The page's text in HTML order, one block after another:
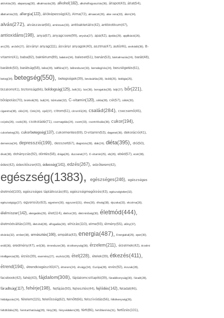
aktivitás(30), alapanyag(30), alkalmazás(28), alkohol(182), alkoholfogyasztás(36), állapot(43), állat(54),
állattartás(33), allergia(122), állóképesség(42), Alma(72), almaecet(26), aloe vera(33), álom(34),
alvás(272), alvászavar(66), aminosav(33), antibakteriális(42), antibiotikum(47),
antioxidáns(198), anya(67), anyagcsere(99), anyuka(27), apa(42), ápolás(29), applikáció(26),
arc(29), arcbőr(27), ásványi anyag(111), ásványi anyagok(40), asztma(47), autó(46), avokádó(36), B-
vitamin(41), baba(82), baktérium(89), balaton(34), baleset(51), banán(53), bántalmazás(24), barát(48),
barátok(50), barátság(58), béke(29), bélflóra(37), bélrendszer(33), bemelegítés(24), beszélgetés(61),
beteg(34), betegség(550), betegségek(39), bevásárlás(28), bicikli(25), biológia(25),
bizalom(41), biztonság(66), boldogság(125), bolt(31), bor(36), borogatás(28), böjt(27), bőr(221),
bőrápolás(70), brokkoli(29), buli(24), bűntudat(32), C-vitamin(120), cékla(28), cél(57), célok(30),
cigaretta(38), cikk(24), Cink(24), cipő(37), citrom(61), citromfű(26), család(284), csecsemő(45),
csípés(26), csoki(35), csokoládé(71), csomagolás(24), csont(33), csontritkulás(36), cukor(194),
cukorbeteg(25), cukorbetegség(137), cukormentes(69), D-vitamin(53), daganat(36), dekoráció(41),
demencia(34), depresszió(199), desszert(67), diagnózis(28), diák(24), diéta(395), dió(50),
divat(38), dohányzás(92), döntés(58), drága(26), duzzanat(27), E-vitamin(25), eb(26), ebéd(57), ecet(38),
édes(42), édesítőszer(43), édesség(141), edzés(267), edzőterem(42),
egészség(1383), egészséges(246), egészséges
életmód(100), egészséges táplálkozás(45), egészségmegőrzés(43), egészségtelen(32),
egészségügy(27), egyensúly(63), egyetem(30), egyszerű(31), éhes(30), éhség(38), éjszaka(33), ekcéma(26),
élelmiszer(142), elengedés(29), élet(114), életkor(30), életminőség(30), életmód(444),
életmódváltás(109), életvitel(28), elfogadás(30), elhízás(110), elme(93), élmény(55), előny(37),
elvárás(32), ember(38), emésztés(166), empátia(43), energia(487), Energiaital(29), eper(30),
erdő(36), eredmény(47), erő(36), érrendszer(36), érzékenység(36), érzelem(211), érzelmek(42), érzelmi
intelligencia(28), érzés(39), esemény(27), eszköz(28), étel(228), ételek(39), étkezés(411),
étrend(194), étrendkiegészítő(47), étterem(24), étvágy(34), Európa(28), evés(92), évszak(28),
facebook(42), fahéj(43), fájdalom(308), fájdalomcsillapító(39), fáradékonyság(30), fáradt(28),
fáradtság(117), fehérje(198), fejfájás(93), fejlesztés(44), fejlődés(142), feladat(46),
feldolgozás(24), félelem(115), felelősség(62), felnőtt(66), felszívódás(56), féltékenység(26),
feltöltődés(29), fenntarthatóság(29), fény(36), fényvédelem(28), férfi(86), fertőtlenítés(31), fertőzés(101),